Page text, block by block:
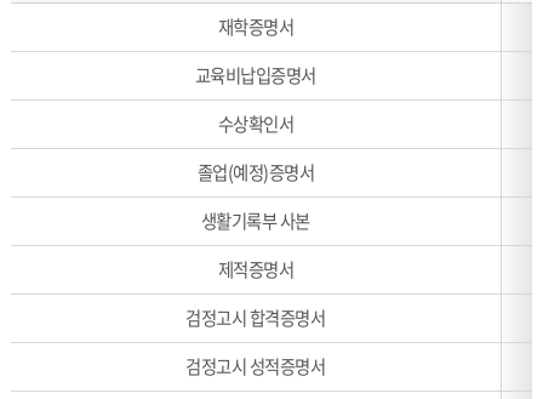
급
수
안
재학증명서
교육비납입증명서
수상확인서
졸업(예정)증명서
생활기록부 사본
제적증명서
검정고시 합격증명서
검정고시 성적증명서